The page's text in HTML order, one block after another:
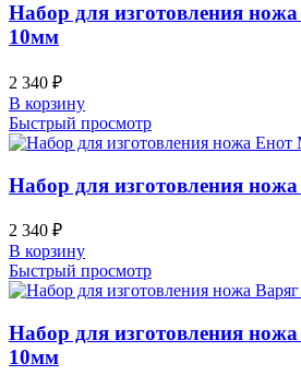
Набор для изготовления
10мм
2 340 ₽
В корзину
Быстрый просмотр
Набор для изготовления
2 340 ₽
В корзину
Быстрый просмотр
Набор для изготовления
10мм